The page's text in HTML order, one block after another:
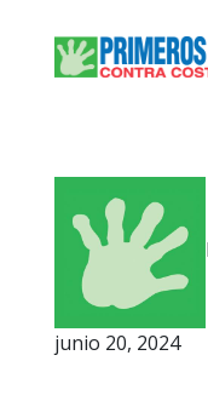
junio 20, 2024